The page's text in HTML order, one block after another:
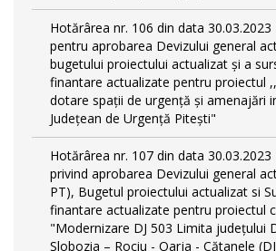
Hotărârea nr. 106 din data
pentru aprobarea Devizului general
bugetului proiectului actualizat și a
finantare actualizate pentru proiectul
dotare spații de urgență și amenajări
Județean de Urgență Pitești"
Hotărârea nr. 107 din data
privind aprobarea Devizului general
PT), Bugetul proiectului actualizat si
finantare actualizate pentru proiectul
"Modernizare DJ 503 Limita județului
Slobozia – Rociu - Oarja - Cătanele